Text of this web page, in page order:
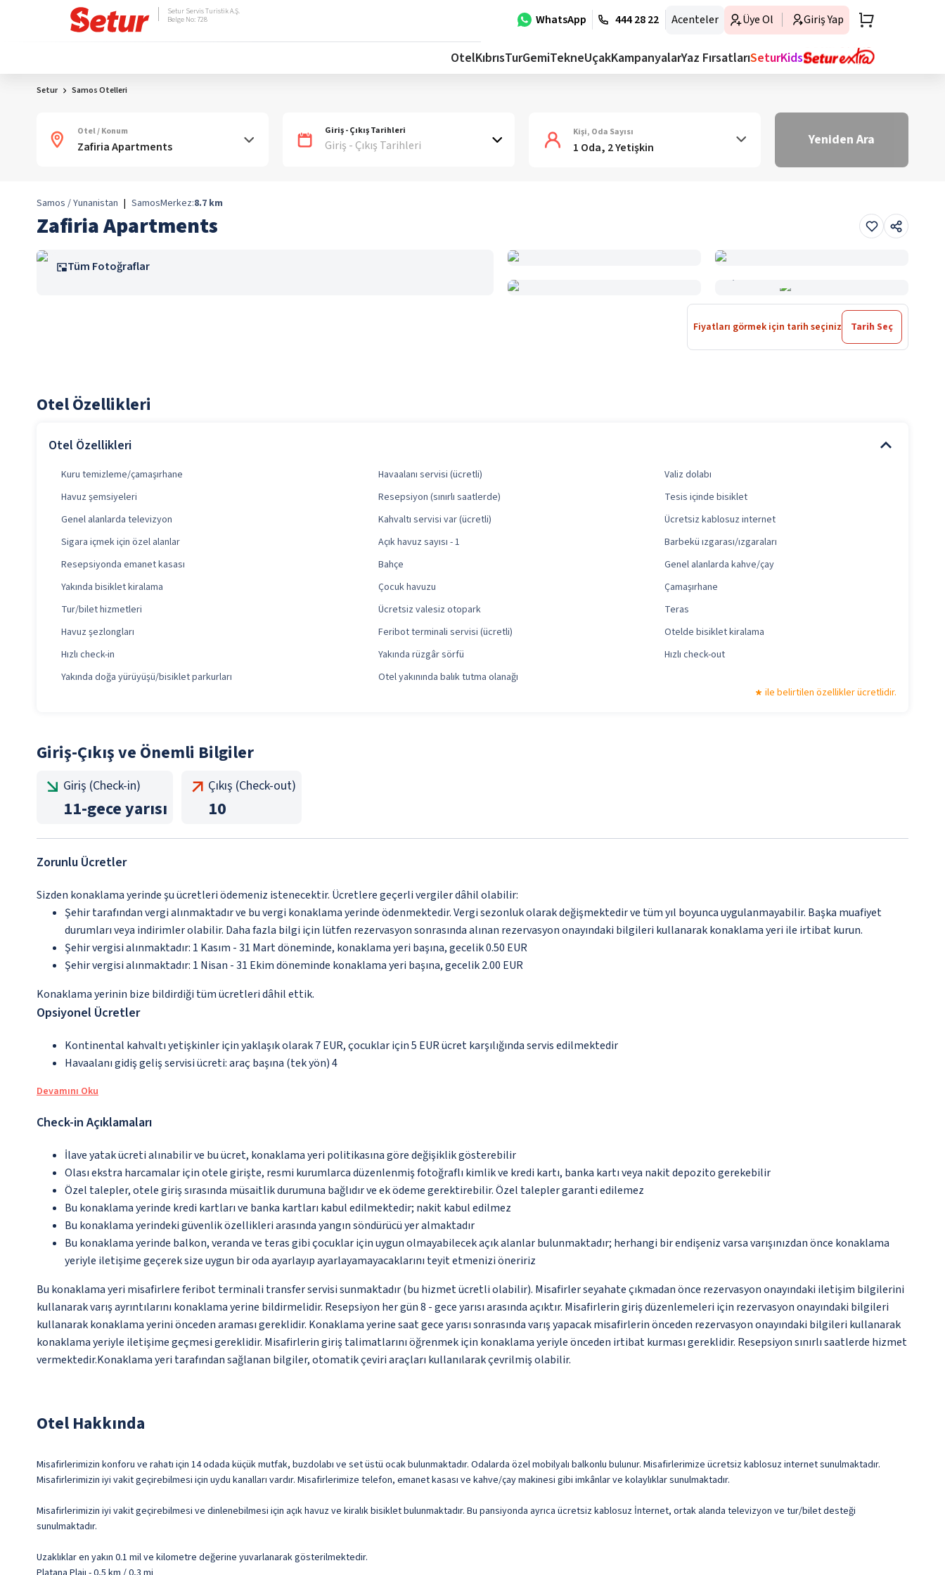
WhatsApp 444 28 22 Acenteler Üye Ol Giriş Yap
Setur Servis Turistik A.Ş.
Belge No: 728
OtelKıbrısTurGemiTekneUçakKampanyalarYaz FırsatlarıSeturKids
Setur Samos Otelleri
Otel / Konum Giriş - Çıkış Tarihleri
Giriş - Çıkış Tarihleri
Kişi, Oda Sayısı
1 Oda, 2 Yetişkin Yeniden Ara
Samos / Yunanistan | SamosMerkez:8.7 km
Zafiria Apartments
Tüm Fotoğraflar
Fiyatları görmek için tarih seçiniz Tarih Seç
Otel Özellikleri
Otel Özellikleri
Kuru temizleme/çamaşırhane Havaalanı servisi (ücretli)
Valiz dolabı
Havuz şemsiyeleri
Resepsiyon (sınırlı saatlerde)
Tesis içinde bisiklet
Genel alanlarda televizyon
Kahvaltı servisi var (ücretli)
Ücretsiz kablosuz internet
Sigara içmek için özel alanlar
Açık havuz sayısı - 1
Barbekü ızgarası/ızgaraları
Resepsiyonda emanet kasası
Bahçe
Genel alanlarda kahve/çay
Yakında bisiklet kiralama
Çocuk havuzu
Çamaşırhane
Tur/bilet hizmetleri
Ücretsiz valesiz otopark
Teras
Havuz şezlongları
Feribot terminali servisi (ücretli)
Otelde bisiklet kiralama
Hızlı check-in
Yakında rüzgâr sörfü
Hızlı check-out
Yakında doğa yürüyüşü/bisiklet parkurları
Otel yakınında balık tutma olanağı
ile belirtilen özellikler ücretlidir.
Giriş-Çıkış ve Önemli Bilgiler
Giriş (Check-in)
11-gece yarısı
Çıkış (Check-out)
10
Zorunlu Ücretler
Sizden konaklama yerinde şu ücretleri ödemeniz istenecektir. Ücretlere geçerli vergiler dâhil olabilir:
Şehir tarafından vergi alınmaktadır ve bu vergi konaklama yerinde ödenmektedir. Vergi sezonluk olarak değişmektedir ve tüm yıl boyunca uygulanmayabilir. Başka muafiyet
durumları veya indirimler olabilir. Daha fazla bilgi için lütfen rezervasyon sonrasında alınan rezervasyon onayındaki bilgileri kullanarak konaklama yeri ile irtibat kurun.
Şehir vergisi alınmaktadır: 1 Kasım - 31 Mart döneminde, konaklama yeri başına, gecelik 0.50 EUR
Şehir vergisi alınmaktadır: 1 Nisan - 31 Ekim döneminde konaklama yeri başına, gecelik 2.00 EUR
Konaklama yerinin bize bildirdiği tüm ücretleri dâhil ettik.
Opsiyonel Ücretler
Kontinental kahvaltı yetişkinler için yaklaşık olarak 7 EUR, çocuklar için 5 EUR ücret karşılığında servis edilmektedir
Havaalanı gidiş geliş servisi ücreti: araç başına (tek yön) 4
Devamını Oku
Check-in Açıklamaları
İlave yatak ücreti alınabilir ve bu ücret, konaklama yeri politikasına göre değişiklik gösterebilir
Olası ekstra harcamalar için otele girişte, resmi kurumlarca düzenlenmiş fotoğraflı kimlik ve kredi kartı, banka kartı veya nakit depozito gerekebilir
Özel talepler, otele giriş sırasında müsaitlik durumuna bağlıdır ve ek ödeme gerektirebilir. Özel talepler garanti edilemez
Bu konaklama yerinde kredi kartları ve banka kartları kabul edilmektedir; nakit kabul edilmez
Bu konaklama yerindeki güvenlik özellikleri arasında yangın söndürücü yer almaktadır
Bu konaklama yerinde balkon, veranda ve teras gibi çocuklar için uygun olmayabilecek açık alanlar bulunmaktadır; herhangi bir endişeniz varsa varışınızdan önce konaklama
yeriyle iletişime geçerek size uygun bir oda ayarlayıp ayarlayamayacaklarını teyit etmenizi öneririz
Bu konaklama yeri misafirlere feribot terminali transfer servisi sunmaktadır (bu hizmet ücretli olabilir). Misafirler seyahate çıkmadan önce rezervasyon onayındaki iletişim bilgilerini
kullanarak varış ayrıntılarını konaklama yerine bildirmelidir. Resepsiyon her gün 8 - gece yarısı arasında açıktır. Misafirlerin giriş düzenlemeleri için rezervasyon onayındaki bilgileri
kullanarak konaklama yerini önceden araması gereklidir. Konaklama yerine saat gece yarısı sonrasında varış yapacak misafirlerin önceden rezervasyon onayındaki bilgileri kullanarak
konaklama yeriyle iletişime geçmesi gereklidir. Misafirlerin giriş talimatlarını öğrenmek için konaklama yeriyle önceden irtibat kurması gereklidir. Resepsiyon sınırlı saatlerde hizmet
vermektedir.Konaklama yeri tarafından sağlanan bilgiler, otomatik çeviri araçları kullanılarak çevrilmiş olabilir.
Otel Hakkında
Misafirlerimizin konforu ve rahatı için 14 odada küçük mutfak, buzdolabı ve set üstü ocak bulunmaktadır. Odalarda özel mobilyalı balkonlu bulunur. Misafirlerimize ücretsiz kablosuz internet sunulmaktadır.
Misafirlerimizin iyi vakit geçirebilmesi için uydu kanalları vardır. Misafirlerimize telefon, emanet kasası ve kahve/çay makinesi gibi imkânlar ve kolaylıklar sunulmaktadır.
Misafirlerimizin iyi vakit geçirebilmesi ve dinlenebilmesi için açık havuz ve kiralık bisiklet bulunmaktadır. Bu pansiyonda ayrıca ücretsiz kablosuz İnternet, ortak alanda televizyon ve tur/bilet desteği
sunulmaktadır.
Uzaklıklar en yakın 0.1 mil ve kilometre değerine yuvarlanarak gösterilmektedir.